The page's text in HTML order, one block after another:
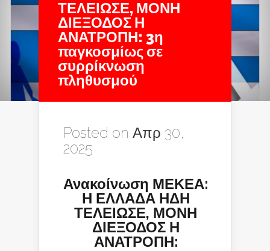
ΤΕΛΕΙΩΣΕ, ΜΟΝΗ
ΔΙΕΞΟΔΟΣ Η
ΑΝΑΤΡΟΠΗ: 3η
παγκοσμίως σε
συρρίκνωση
πληθυσμού
Posted on Απρ 30,
2025
Ανακοίνωση ΜΕΚΕΑ:
Η ΕΛΛΑΔΑ ΗΔΗ
ΤΕΛΕΙΩΣΕ, ΜΟΝΗ
ΔΙΕΞΟΔΟΣ Η
ΑΝΑΤΡΟΠΗ: